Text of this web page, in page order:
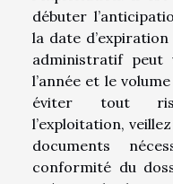
débuter
la date
administratif
l’année et le
éviter tout
l’exploitation,
documents
conformité du